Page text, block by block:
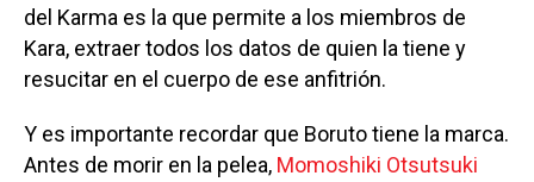
del Karma es la que permite a los miembros de
Kara, extraer todos los datos de quien la tiene y
resucitar en el cuerpo de ese anfitrión.
Y es importante recordar que Boruto tiene la marca.
Antes de morir en la pelea, Momoshiki Otsutsuki